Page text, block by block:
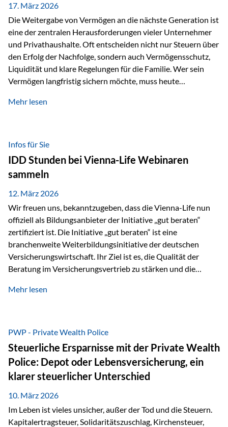
Private Wealth Police…
17. März 2026
Die Weitergabe von Vermögen an die nächste Generation ist
eine der zentralen Herausforderungen vieler Unternehmer
und Privathaushalte. Oft entscheiden nicht nur Steuern über
den Erfolg der Nachfolge, sondern auch Vermögensschutz,
Liquidität und klare Regelungen für die Familie. Wer sein
Vermögen langfristig sichern möchte, muss heute
„Erfolgsformel Liechtenstein“, herausgegeben und verfasst
Vermögensschutz strategisch miteinander verbindet.
Warum klassische Nachfolgeplanung oft scheitert Viele
Vermögen werden erst im Todesfall übertragen. Das kann zu
Problemen führen: Hohe Erbschaftsteuern Streitigkeiten
zwischen Erben Liquiditätsprobleme bei Immobilien…
Mehr lesen
Infos für Sie
IDD Stunden bei Vienna-Life Webinaren
sammeln
12. März 2026
Wir freuen uns, bekanntzugeben, dass die Vienna-Life nun
offiziell als Bildungsanbieter der Initiative „gut beraten“
zertifiziert ist. Die Initiative „gut beraten“ ist eine
branchenweite Weiterbildungsinitiative der deutschen
Versicherungswirtschaft. Ihr Ziel ist es, die Qualität der
Beratung im Versicherungsvertrieb zu stärken und die
Personen transparent zu dokumentieren. Seit der
Stunden pro Jahr für vertrieblich tätige Personen in der
Versicherungsbranche. Über die Weiterbildungsdatenbank
von „gut beraten“ können absolvierte Bildungsmaßnahmen
zentral erfasst und dokumentiert werden. „gut beraten“
zertifiziert Als zertifizierter Bildungsanbieter können unsere
Webinare nun für die…
Mehr lesen
PWP - Private Wealth Police
Steuerliche Ersparnisse mit der Private Wealth
Police: Depot oder Lebensversicherung, ein
klarer steuerlicher Unterschied
10. März 2026
Im Leben ist vieles unsicher, außer der Tod und die Steuern.
Kapitalertragsteuer, Solidaritätszuschlag, Kirchensteuer,